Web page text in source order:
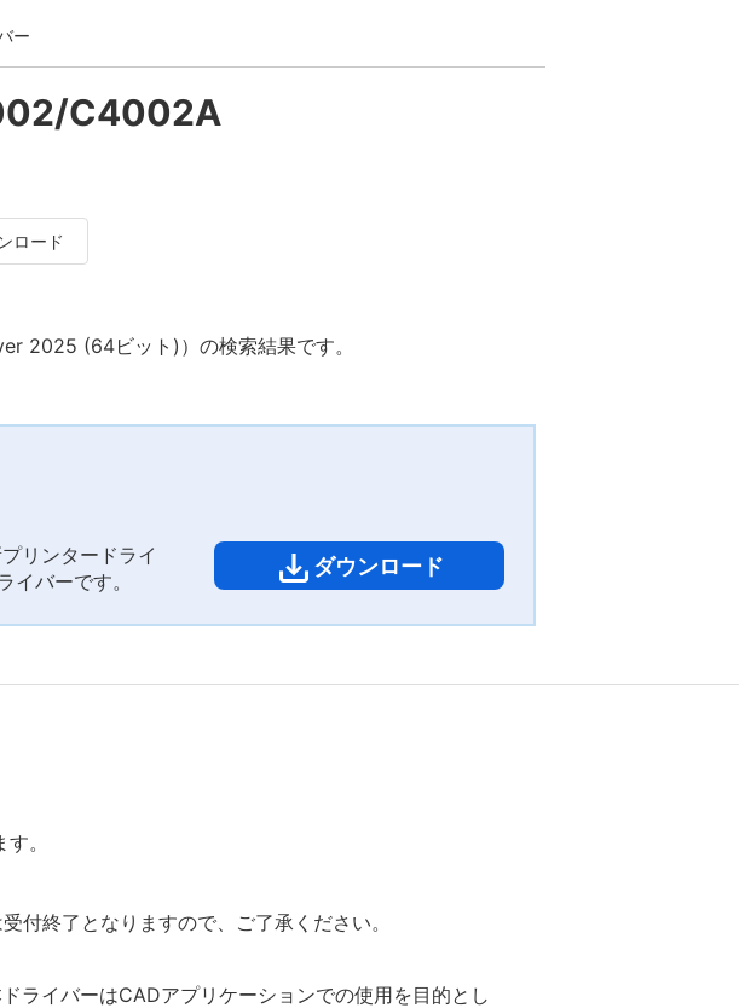
ー
C4002A
ロード
2025 (64ビット)）の検索結果です。
ダウンロード
リンタードライ
バーです。
。
付終了となりますので、ご了承ください。
ライバーはCADアプリケーションでの使用を目的とし